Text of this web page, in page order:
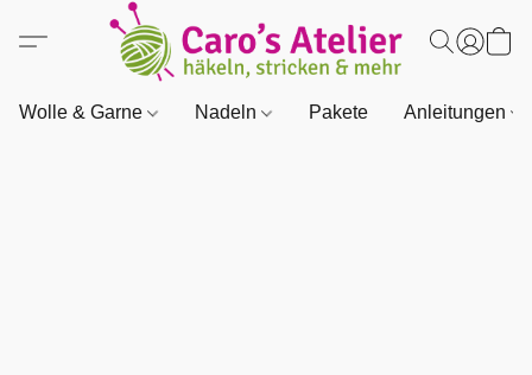
Wolle & Garne Nadeln Pakete Anleitungen